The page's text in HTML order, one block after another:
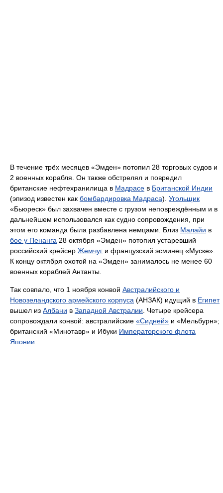
В течение трёх месяцев «Эмден» потопил 28 торговых судов и
2 военных корабля. Он также обстрелял и повредил
британские нефтехранилища в Мадрасе в Британской Индии
(эпизод известен как бомбардировка Мадраса). Угольщик
«Бьюреск» был захвачен вместе с грузом неповреждённым и в
дальнейшем использовался как судно сопровождения, при
этом его команда была разбавлена немцами. Близ Малайи в
бое у Пенанга 28 октября «Эмден» потопил устаревший
российский крейсер Жемчуг и французский эсминец «Муске».
К концу октября охотой на «Эмден» занималось не менее 60
военных кораблей Антанты.
Так совпало, что 1 ноября конвой Австралийского и
Новозеландского армейского корпуса (АНЗАК) идущий в Египет
вышел из Албани в Западной Австралии . Четыре крейсера
сопровождали конвой: австралийские «Сидней» и «Мельбурн»;
британский «Минотавр» и Ибуки Императорского флота
Японии